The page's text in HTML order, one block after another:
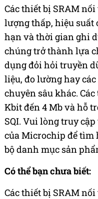
Các thiết bị SRAM
lượng thấp, hiệu suất
hạn và thời gian ghi
chúng trở thành lựa
dụng đỏi hỏi truyền
liệu, đo lường hay
chuyên sâu khác.
Kbit đến 4 Mb và hỗ
SQI. Vui lòng truy
của Microchip để tìm
bộ danh mục sản
Có thể bạn chưa biết:
Các thiết bị SRAM